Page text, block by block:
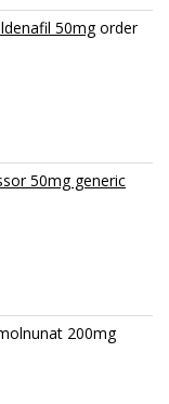
50mgorder
50mg generic
200mg